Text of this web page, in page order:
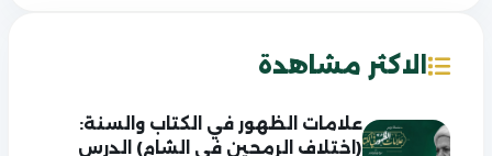
الاكثر مشاهدة
علامات الظهور في الكتاب والسنة:
(اختلاف الرمحين في الشام) الدرس